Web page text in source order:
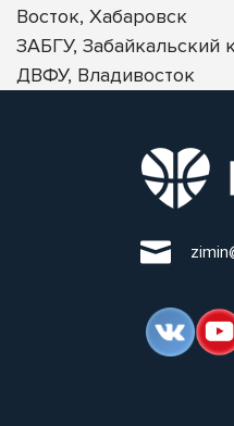
Восток, Хабаровск
ЗАБГУ, Забайкальский
ДВФУ, Владивосток